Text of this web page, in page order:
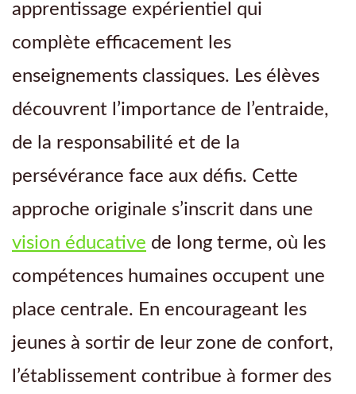
apprentissage expérientiel qui
complète efficacement les
enseignements classiques. Les élèves
découvrent l’importance de l’entraide,
de la responsabilité et de la
persévérance face aux défis. Cette
approche originale s’inscrit dans une
vision éducative de long terme, où les
compétences humaines occupent une
place centrale. En encourageant les
jeunes à sortir de leur zone de confort,
l’établissement contribue à former des